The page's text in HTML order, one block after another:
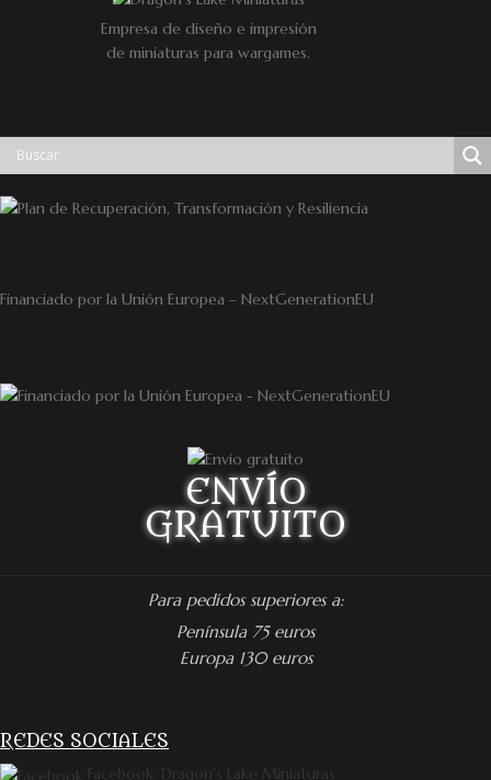
Empresa de diseño e impresión
de miniaturas para wargames.
Financiado por la Unión Europea – NextGenerationEU
ENVÍO
GRATUITO
Para pedidos superiores a:
Península 75 euros
Europa 130 euros
REDES SOCIALES
Facebook: Dragon's Lake Miniaturas